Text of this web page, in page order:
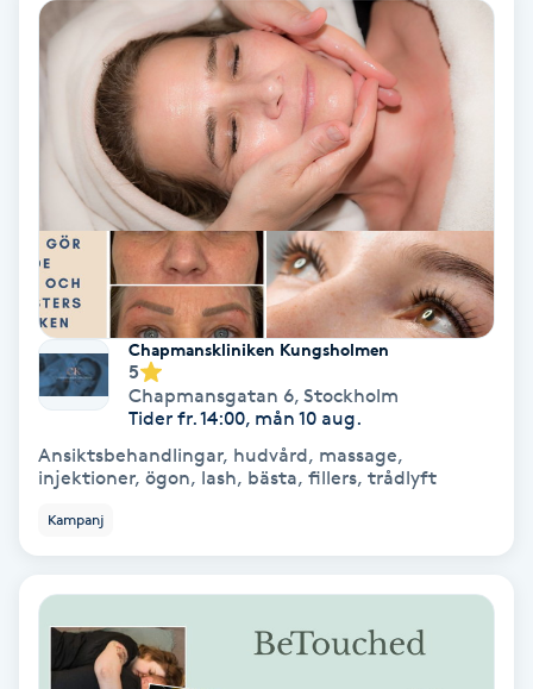
Stylist
Sugaring
Svensk massage
Svettbehandling
Tuina-massage
Taktil massage
Tandblekning
Tandläkare
Tatueringsborttagning
Chapmanskliniken Kungsholmen
5
Chapmansgatan 6, Stockholm
Tider fr. 14:00, mån 10 aug.
Ansiktsbehandlingar, hudvård, massage,
injektioner, ögon, lash, bästa, fillers, trådlyft
Kampanj